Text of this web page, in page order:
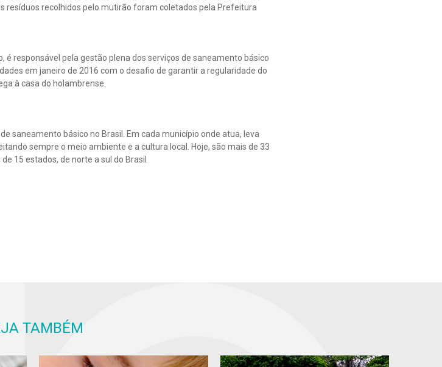
resíduos recolhidos pelo mutirão foram coletados pela Prefeitura
responsável pela gestão plena dos serviços de saneamento básico
em janeiro de 2016 com o desafio de garantir a regularidade do
à casa do holambrense.
saneamento básico no Brasil. Em cada município onde atua, leva
sempre o meio ambiente e a cultura local. Hoje, são mais de 33
15 estados, de norte a sul do Brasil
TAMBÉM